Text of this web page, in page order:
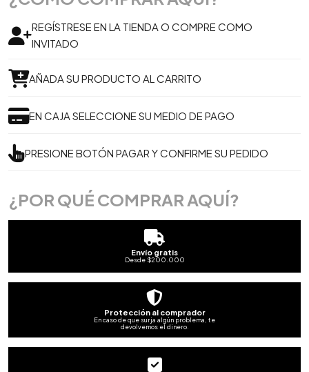
REGÍSTRESE EN LA TIENDA O COMPRE COMO
INVITADO
AÑADA SU PRODUCTO AL CARRITO
EN CAJA SELECCIONE SU MEDIO DE PAGO
PRESIONE BOTÓN PAGAR Y CONFIRME SU PEDIDO
¿POR QUÉ COMPRAR AQUÍ?
Envío gratis
Desde $200.000
Protección al comprador
En caso de que surja algún problema, te
devolvemos el dinero.